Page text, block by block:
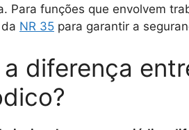
Para funções que envolvem
NR 35 para garantir a
a diferença